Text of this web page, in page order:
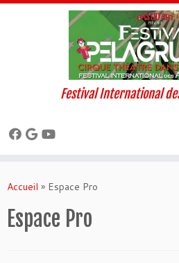
to
Festival International
Accueil » Espace Pro
Espace Pro